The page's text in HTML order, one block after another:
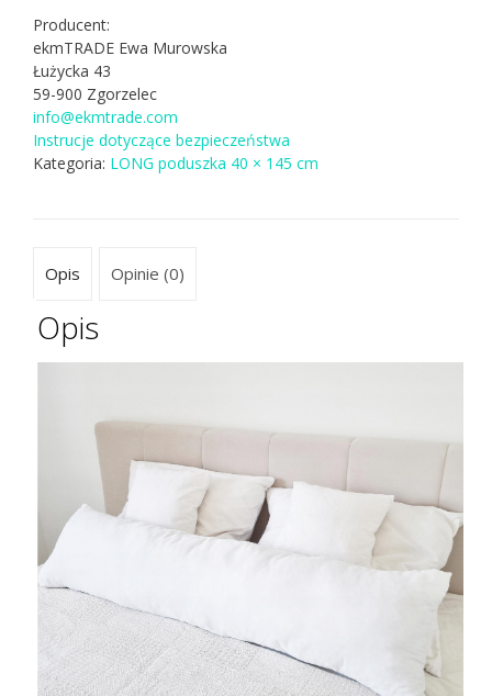
spania
na
BOKU
BRZUCHU
W39
Producent:
ekmTRADE Ewa Murowska
Łużycka 43
59-900 Zgorzelec
info@ekmtrade.com
Instrucje dotyczące bezpieczeństwa
Kategoria: LONG poduszka 40 × 145 cm
Opis Opinie (0)
Opis